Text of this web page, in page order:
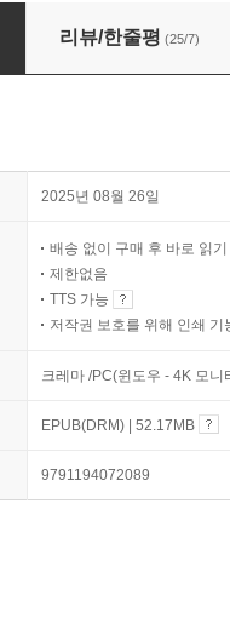
리뷰/한줄평 (25/7)
2025년 08월 26일
배송 없이 구매 후 바로 읽기
제한없음
TTS 가능
저작권 보호를 위해 인쇄 기
크레마 /PC(윈도우 - 4K 모
EPUB(DRM) | 52.17MB
9791194072089